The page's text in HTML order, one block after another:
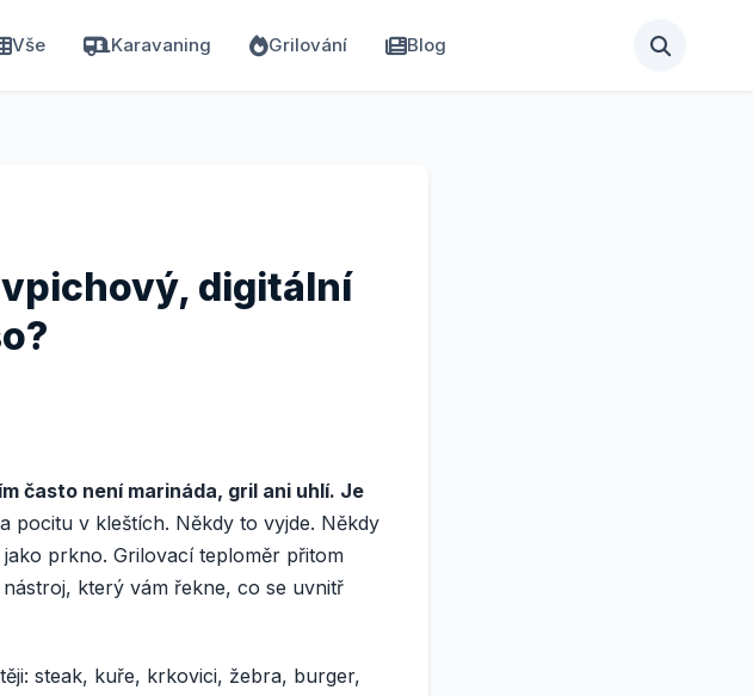
Vše Karavaning Grilování Blog
digitální
často není marináda, gril ani uhlí. Je
pocitu v kleštích. Někdy to vyjde. Někdy
prkno. Grilovací teploměr přitom
který vám řekne, co se uvnitř
steak, kuře, krkovici, žebra, burger,